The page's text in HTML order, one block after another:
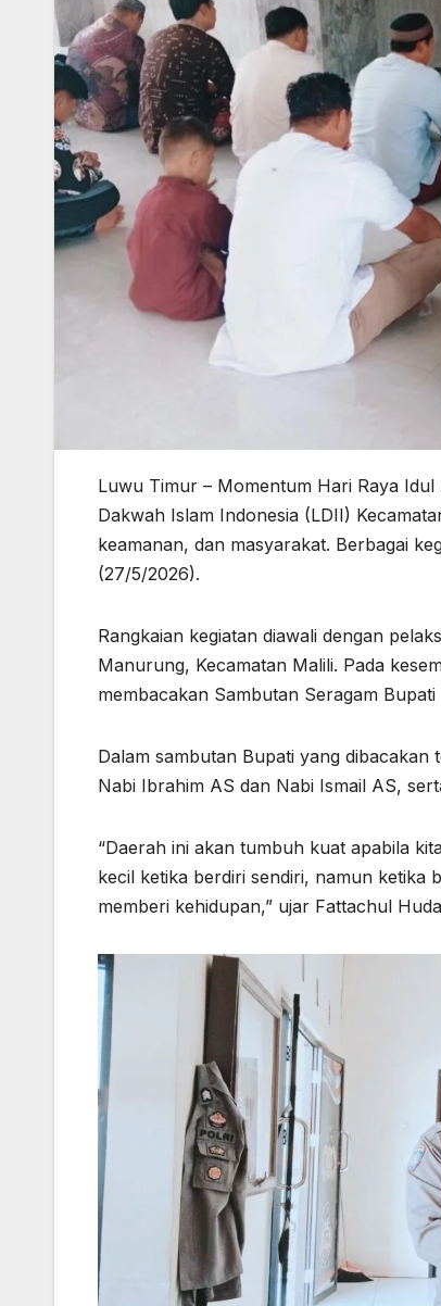
Luwu Timur – Momentum Hari Raya
Dakwah Islam Indonesia (LDII)
keamanan, dan masyarakat. Berbagai
(27/5/2026).
Rangkaian kegiatan diawali dengan
Manurung, Kecamatan Malili. Pada
membacakan Sambutan Seragam
Dalam sambutan Bupati yang
Nabi Ibrahim AS dan Nabi Ismail AS,
“Daerah ini akan tumbuh kuat apabila
kecil ketika berdiri sendiri, namun ketika
memberi kehidupan,” ujar Fattachul